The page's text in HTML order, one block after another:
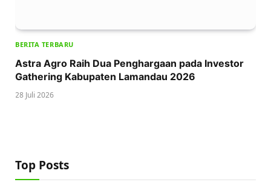
BERITA TERBARU
Astra Agro Raih Dua Penghargaan pada Investor
Gathering Kabupaten Lamandau 2026
28 Juli 2026
Top Posts